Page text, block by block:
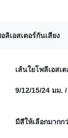
ลิเอสเตอร์กันเสียง
เส้นใยโพลีเอสเ
9/12/15/24 มม.
มีสีให้เลือกมากก